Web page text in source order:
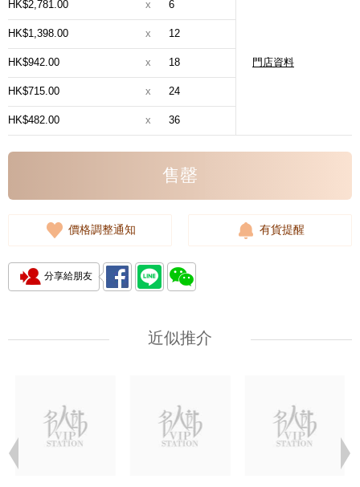
HK$2,781.00 x 6
門店資料
HK$1,398.00 x 12
HK$942.00 x 18
HK$715.00 x 24
HK$482.00 x 36
售罄
價格調整通知 有貨提醒
分享給朋友
近似推介